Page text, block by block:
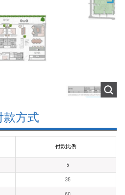
款方式
付款比例
5
35